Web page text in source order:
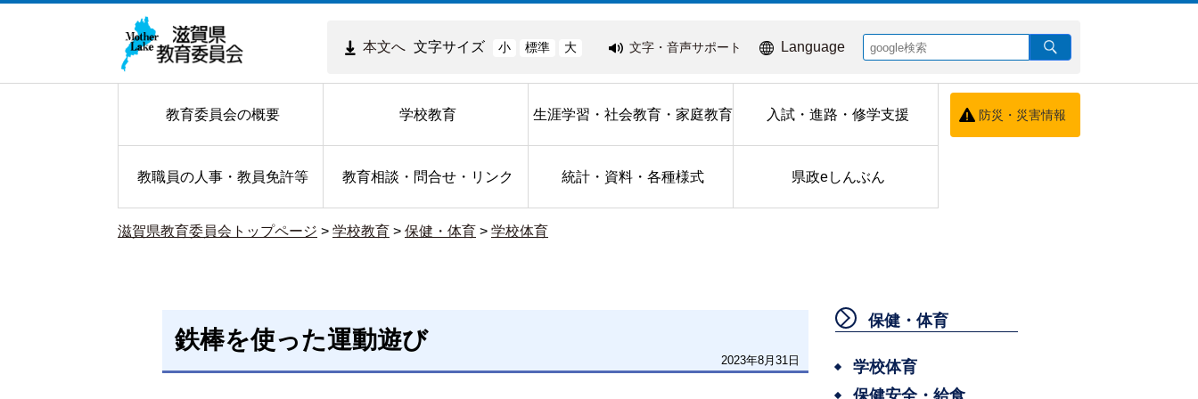
本文へ 文字サイズ 小 標準 大 文字・音声サポート Language
教育委員会の概要 学校教育 生涯学習・社会教育・家庭教育 入試・進路・修学支援
教職員の人事・教員免許等 教育相談・問合せ・リンク 統計・資料・各種様式 県政eしんぶん
防災・災害情報
滋賀県教育委員会トップページ > 学校教育 > 保健・体育 > 学校体育
鉄棒を使った運動遊び
2023年8月31日
保健・体育
学校体育
保健安全・給食